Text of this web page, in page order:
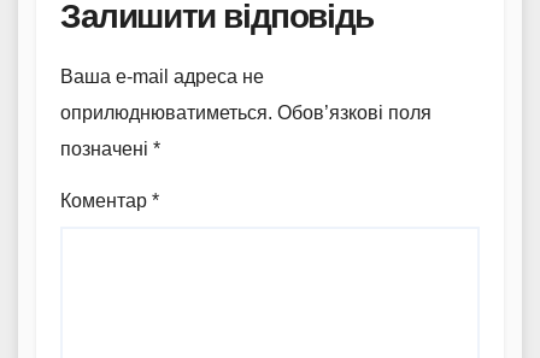
Залишити відповідь
Ваша e-mail адреса не
оприлюднюватиметься. Обов’язкові поля
позначені *
Коментар *